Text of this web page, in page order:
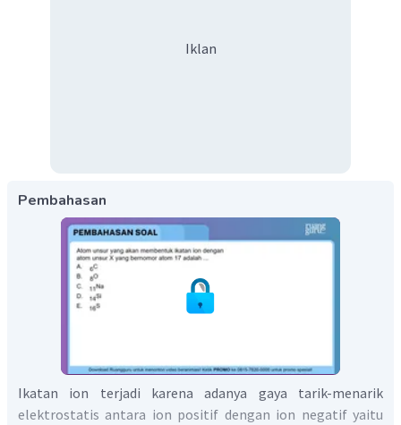
Iklan
Pembahasan
Ikatan ion terjadi karena adanya gaya tarik-menarik
elektrostatis antara ion positif dengan ion negatif yaitu